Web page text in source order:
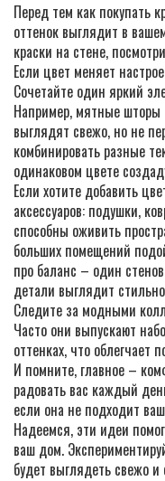
Перед тем как покупать
оттенок выглядит в
краски на стене,
Если цвет меняет
Сочетайте один яркий
Например, мятные шторы
выглядят свежо, но не
комбинировать разные
одинаковом цвете
Если хотите добавить
аксессуаров: подушки,
способны оживить
больших помещений
про баланс – один
детали выглядит
Следите за модными
Часто они выпускают
оттенках, что облегчает
И помните, главное –
радовать вас каждый
если она не подходит
Надеемся, эти идеи
ваш дом.
будет выглядеть свежо и